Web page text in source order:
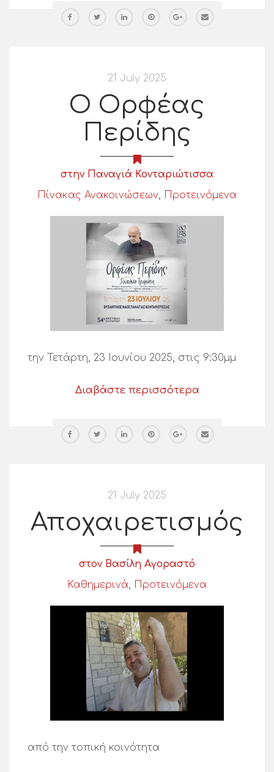
21 July 2025
Ο Ορφέας
Περίδης
στην Παναγιά Κονταριώτισσα
Πίνακας Ανακοινώσεων, Προτεινόμενα
την Τετάρτη, 23 Ιουνίου 2025, στις 9:30μμ
Διαβάστε περισσότερα
21 July 2025
Αποχαιρετισμός
στον Βασίλη Αγοραστό
Καθημερινά, Προτεινόμενα
από την τοπική κοινότητα